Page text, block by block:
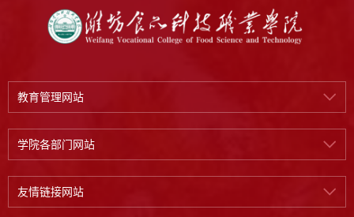
教育管理网站
学院各部门网站
友情链接网站